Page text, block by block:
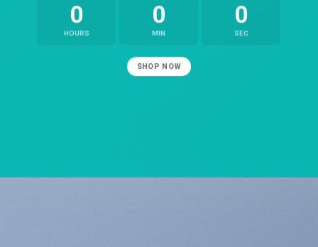
0
HOURS
0
MIN
0
SEC
SHOP NOW